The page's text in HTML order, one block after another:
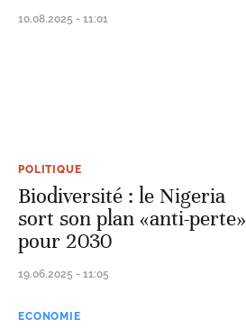
10.08.2025 - 11:01
POLITIQUE
Biodiversité : le Nigeria
sort son plan «anti-perte»
pour 2030
19.06.2025 - 11:05
ECONOMIE